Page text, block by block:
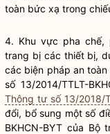
toàn bức xạ trong
4. Khu vực pha chế,
trang bị các thiết bị,
các biện pháp an
số 13/2014/TTLT-
Thông tư số 13/2018/
đổi, bổ sung một số
BKHCN-BYT của Bộ